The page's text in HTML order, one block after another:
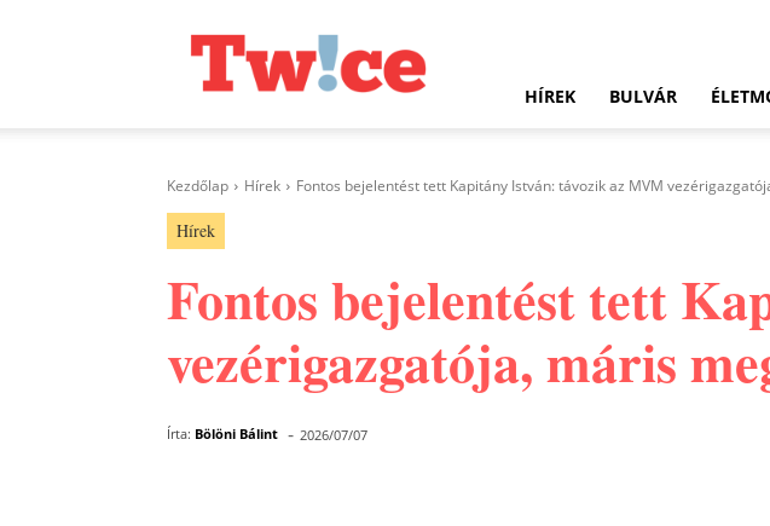
HÍREK BULVÁR
Kezdőlap Hírek Fontos bejelentést tett Kapitány István: távozik az MVM
Hírek
Fontos bejelentést tett
vezérigazgatója, máris
Írta: Bölöni Bálint - 2026/07/07